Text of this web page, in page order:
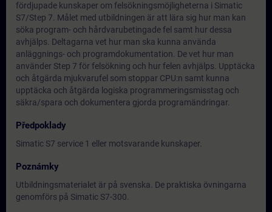
fördjupade kunskaper om felsökningsmöjligheterna i Simatic
S7/Step 7. Målet med utbildningen är att lära sig hur man kan
söka program- och hårdvarubetingade fel samt hur dessa
avhjälps. Deltagarna vet hur man ska kunna använda
anläggnings- och programdokumentation. De vet hur man
använder Step 7 för felsökning och hur felen avhjälps. Upptäcka
och åtgärda mjukvarufel som stoppar CPU:n samt kunna
upptäcka och åtgärda logiska programmeringsmisstag och
säkra/spara och dokumentera gjorda programändringar.
Předpoklady
Simatic S7 service 1 eller motsvarande kunskaper.
Poznámky
Utbildningsmaterialet är på svenska. De praktiska övningarna
genomförs på Simatic S7-300.